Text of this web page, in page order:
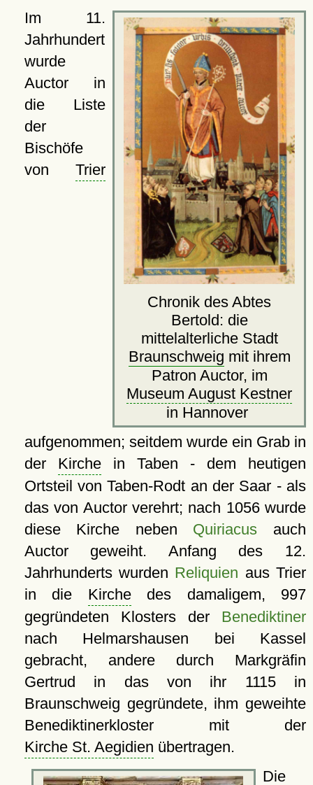
Chronik des Abtes
Bertold: die
mittelalterliche Stadt
Braunschweig mit ihrem
Patron Auctor, im
Museum August Kestner
in Hannover
Im 11.
Jahrhundert
wurde
Auctor in
die Liste
der
Bischöfe
von Trier
aufgenommen; seitdem wurde ein Grab in
der Kirchein Taben - dem heutigen
Ortsteil von Taben-Rodt an der Saar - als
das von Auctor verehrt; nach 1056 wurde
diese Kirche neben Quiriacus auch
Auctor geweiht. Anfang des 12.
Jahrhunderts wurden Reliquien aus Trier
in die Kirchedes damaligem, 997
gegründeten Klosters der Benediktiner
nach Helmarshausen bei Kassel
gebracht, andere durch Markgräfin
Gertrud in das von ihr 1115 in
Braunschweig gegründete, ihm geweihte
Benediktinerkloster mit der
Kirche St. Aegidien übertragen.
Die